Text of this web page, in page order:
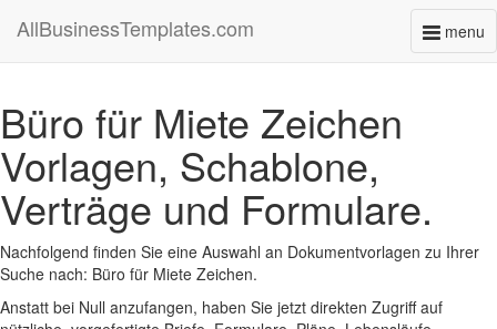
menu
AllBusinessTemplates.com
Büro für Miete Zeichen
Vorlagen, Schablone,
Verträge und Formulare.
Nachfolgend finden Sie eine Auswahl an Dokumentvorlagen zu Ihrer
Suche nach: Büro für Miete Zeichen.
Anstatt bei Null anzufangen, haben Sie jetzt direkten Zugriff auf